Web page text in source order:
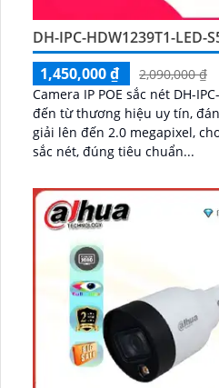
DH-IPC-HDW1239T1-LED-
1,450,000 ₫
2,090,000 ₫
Camera IP POE sắc nét DH-
đến từ thương hiệu uy tín,
giải lên đến 2.0 megapixel,
sắc nét, đúng tiêu chuẩn...